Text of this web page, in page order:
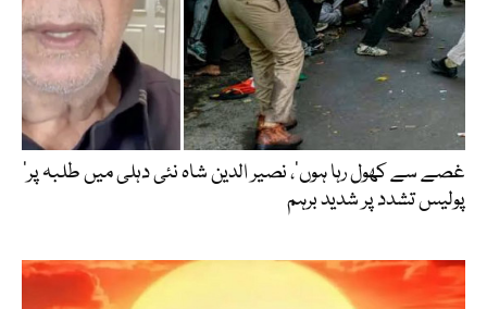
’غصے سے کھول رہا ہوں‘، نصیر الدین شاہ نئی دہلی میں طلبہ پر
پولیس تشدد پر شدید برہم